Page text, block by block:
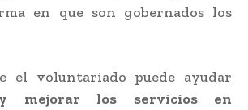
en que son gobernados los
el voluntariado puede ayudar
mejorar los servicios en